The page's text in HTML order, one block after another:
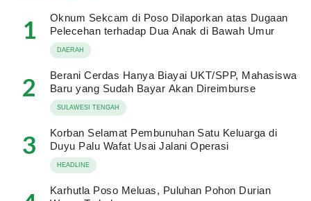
1
Oknum Sekcam di Poso Dilaporkan atas Dugaan
Pelecehan terhadap Dua Anak di Bawah Umur
DAERAH
2
Berani Cerdas Hanya Biayai UKT/SPP, Mahasiswa
Baru yang Sudah Bayar Akan Direimburse
SULAWESI TENGAH
3
Korban Selamat Pembunuhan Satu Keluarga di
Duyu Palu Wafat Usai Jalani Operasi
HEADLINE
Karhutla Poso Meluas, Puluhan Pohon Durian